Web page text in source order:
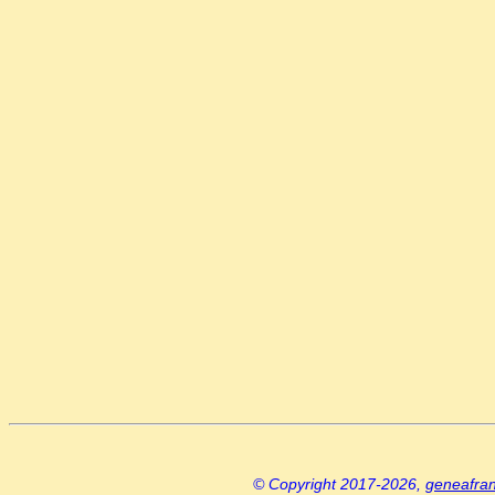
© Copyright 2017-2026,